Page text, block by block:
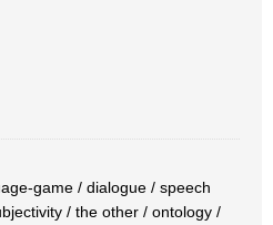
game / dialogue / speech
/ the other / ontology /